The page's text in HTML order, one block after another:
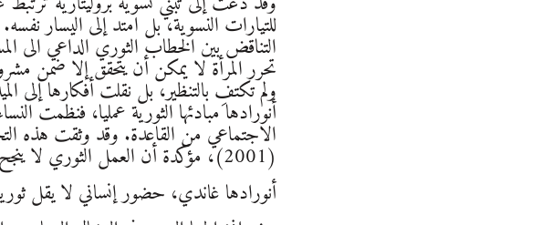
للتيارات النسوية، بل امتد إلى اليسار
التناقض بين الخطاب الثوري الداعي الى
تحرر المرأة لا يمكن أن يتحقق إلا ضمن
ولم تكتفِ بالتنظير، بل نقلت أفكارها إلى
أنورادها مبادئها الثورية عمليا، فنظمت
الاجتماعي من القاعدة. وقد وثقت هذه
(2001)، مؤكدة أن العمل الثوري لا ينجح دون إعادة هيكلة العلاقات الجندرية داخل الحركة ذاتها.
أنورادها غاندي، حضور إنساني لا يقل